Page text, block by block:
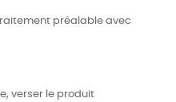
préalable avec
verser le produit